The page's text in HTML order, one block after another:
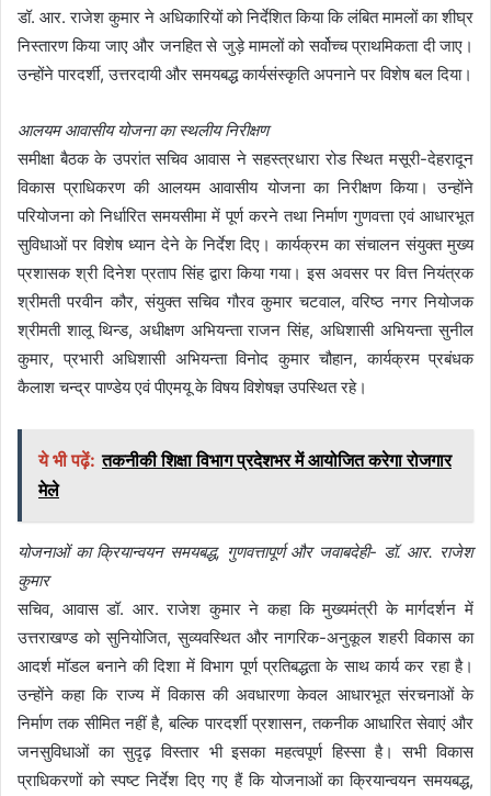
डॉ. आर. राजेश कुमार ने अधिकारियों को निर्देशित किया कि लंबित मामलों का शीघ्र
निस्तारण किया जाए और जनहित से जुड़े मामलों को सर्वोच्च प्राथमिकता दी जाए।
उन्होंने पारदर्शी, उत्तरदायी और समयबद्ध कार्यसंस्कृति अपनाने पर विशेष बल दिया।
आलयम आवासीय योजना का स्थलीय निरीक्षण
समीक्षा बैठक के उपरांत सचिव आवास ने सहस्त्रधारा रोड स्थित मसूरी-देहरादून
विकास प्राधिकरण की आलयम आवासीय योजना का निरीक्षण किया। उन्होंने
परियोजना को निर्धारित समयसीमा में पूर्ण करने तथा निर्माण गुणवत्ता एवं आधारभूत
सुविधाओं पर विशेष ध्यान देने के निर्देश दिए। कार्यक्रम का संचालन संयुक्त मुख्य
प्रशासक श्री दिनेश प्रताप सिंह द्वारा किया गया। इस अवसर पर वित्त नियंत्रक
श्रीमती परवीन कौर, संयुक्त सचिव गौरव कुमार चटवाल, वरिष्ठ नगर नियोजक
श्रीमती शालू थिन्ड, अधीक्षण अभियन्ता राजन सिंह, अधिशासी अभियन्ता सुनील
कुमार, प्रभारी अधिशासी अभियन्ता विनोद कुमार चौहान, कार्यक्रम प्रबंधक
कैलाश चन्द्र पाण्डेय एवं पीएमयू के विषय विशेषज्ञ उपस्थित रहे।
ये भी पढ़ें: तकनीकी शिक्षा विभाग प्रदेशभर में आयोजित करेगा रोजगार
मेले
योजनाओं का क्रियान्वयन समयबद्ध, गुणवत्तापूर्ण और जवाबदेही- डॉ. आर. राजेश
कुमार
सचिव, आवास डॉ. आर. राजेश कुमार ने कहा कि मुख्यमंत्री के मार्गदर्शन में
उत्तराखण्ड को सुनियोजित, सुव्यवस्थित और नागरिक-अनुकूल शहरी विकास का
आदर्श मॉडल बनाने की दिशा में विभाग पूर्ण प्रतिबद्धता के साथ कार्य कर रहा है।
उन्होंने कहा कि राज्य में विकास की अवधारणा केवल आधारभूत संरचनाओं के
निर्माण तक सीमित नहीं है, बल्कि पारदर्शी प्रशासन, तकनीक आधारित सेवाएं और
जनसुविधाओं का सुदृढ़ विस्तार भी इसका महत्वपूर्ण हिस्सा है। सभी विकास
प्राधिकरणों को स्पष्ट निर्देश दिए गए हैं कि योजनाओं का क्रियान्वयन समयबद्ध,